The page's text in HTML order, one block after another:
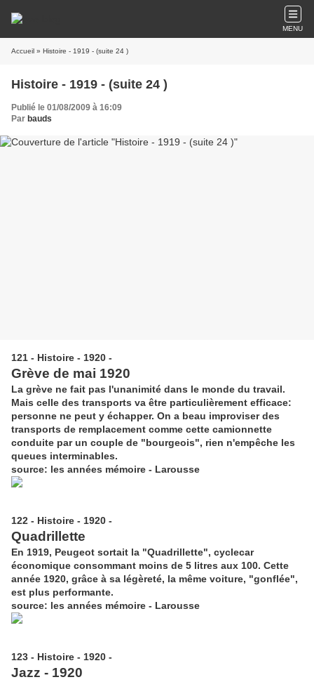
MENU
Accueil » Histoire - 1919 - (suite 24 )
Histoire - 1919 - (suite 24 )
Publié le 01/08/2009 à 16:09
Par bauds
121 - Histoire - 1920 -
Grève de mai 1920
La grève ne fait pas l'unanimité dans le monde du travail.
Mais celle des transports va être particulièrement efficace:
personne ne peut y échapper. On a beau improviser des
transports de remplacement comme cette camionnette
conduite par un couple de "bourgeois", rien n'empêche les
queues interminables.
source: les années mémoire - Larousse
122 - Histoire - 1920 -
Quadrillette
En 1919, Peugeot sortait la "Quadrillette", cyclecar
économique consommant moins de 5 litres aux 100. Cette
année 1920, grâce à sa légèreté, la même voiture, "gonflée",
est plus performante.
source: les années mémoire - Larousse
123 - Histoire - 1920 -
Jazz - 1920